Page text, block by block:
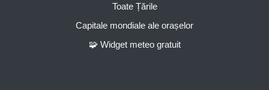
Toate Țările
Capitale mondiale ale orașelor
🧩 Widget meteo gratuit